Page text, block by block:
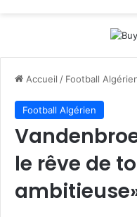
Accueil / Football
Football Algérien
le rêve de